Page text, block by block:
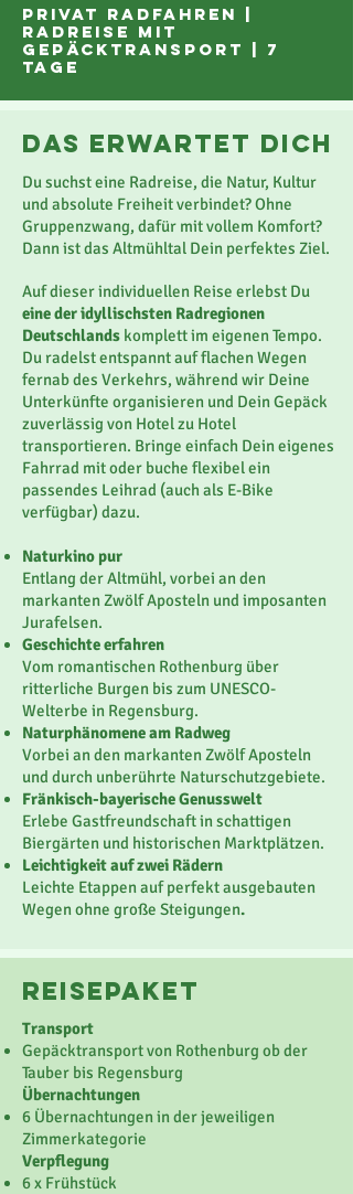
privat RADFAHREN |
RaDreise mit
Gepäcktransport | 7
tage
das erwartet dich
Du suchst eine Radreise, die Natur, Kultur
und absolute Freiheit verbindet? Ohne
Gruppenzwang, dafür mit vollem Komfort?
Dann ist das Altmühltal Dein perfektes Ziel.
Auf dieser individuellen Reise erlebst Du
eine der idyllischsten Radregionen
Deutschlands komplett im eigenen Tempo.
Du radelst entspannt auf flachen Wegen
fernab des Verkehrs, während wir Deine
Unterkünfte organisieren und Dein Gepäck
zuverlässig von Hotel zu Hotel
transportieren. Bringe einfach Dein eigenes
Fahrrad mit oder buche flexibel ein
passendes Leihrad (auch als E-Bike
verfügbar) dazu.
Naturkino pur
Entlang der Altmühl, vorbei an den
markanten Zwölf Aposteln und imposanten
Jurafelsen.
Geschichte erfahren
Vom romantischen Rothenburg über
ritterliche Burgen bis zum UNESCO-
Welterbe in Regensburg.
Naturphänomene am Radweg
Vorbei an den markanten Zwölf Aposteln
und durch unberührte Naturschutzgebiete.
Fränkisch-bayerische Genusswelt
Erlebe Gastfreundschaft in schattigen
Biergärten und historischen Marktplätzen.
Leichtigkeit auf zwei Rädern
Leichte Etappen auf perfekt ausgebauten
Wegen ohne große Steigungen​.
reisepaket
Transport
Gepäcktransport von Rothenburg ob der
Tauber bis Regensburg
Übernachtungen
6 Übernachtungen in der jeweiligen
Zimmerkategorie
Verpflegung
6 x Frühstück